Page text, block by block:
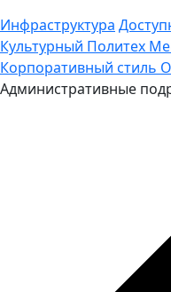
Инфраструктура
Культурный Политех
Корпоративный стиль
Административные